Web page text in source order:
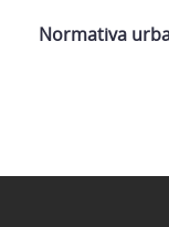
Normativa